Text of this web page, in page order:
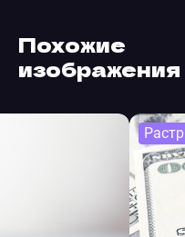
Похожие
изображения
Растр